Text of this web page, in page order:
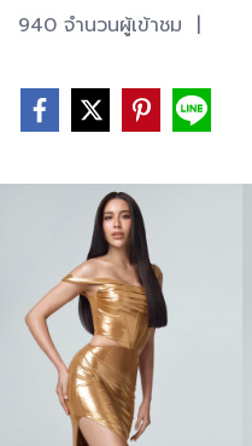
940 จำนวนผู้เข้าชม |